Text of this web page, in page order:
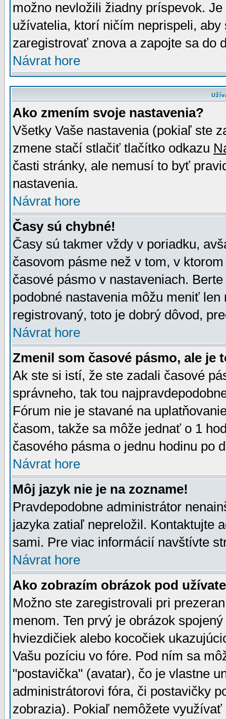
možno nevložili žiadny príspevok.
užívatelia, ktorí ničím neprispeli,
zaregistrovať znova a zapojte sa do
Návrat hore
Ako zmením svoje nastavenia?
Všetky Vaše nastavenia (pokiaľ ste
zmene stačí stlačiť tlačítko odkazu
časti stránky, ale nemusí to byť
nastavenia.
Návrat hore
Časy sú chybné!
Časy sú takmer vždy v poriadku,
časovom pásme než v tom, v
časové pásmo v nastaveniach.
podobné nastavenia môžu meniť
registrovaný, toto je dobrý dôvod,
Návrat hore
Zmenil som časové pásmo, ale je
Ak ste si istí, že ste zadali časové
správneho, tak tou
Fórum nie je stavané na
časom, takže sa môže jednať o 1
časového pásma o jednu hodinu po
Návrat hore
Môj jazyk nie je na zozname!
Pravdepodobne administrátor
jazyka zatiaľ nepreložil. Kontaktujte
sami. Pre viac informácií navštívte
Návrat hore
Ako zobrazím obrázok pod
Možno ste zaregistrovali pri
menom. Ten prvý je obrázok
hviezdičiek alebo kocočiek
Vašu pozíciu vo fóre. Pod ním sa
"postavička" (avatar), čo je vlastne
administrátorovi fóra, či postavičky
zobrazia). Pokiaľ nemôžete